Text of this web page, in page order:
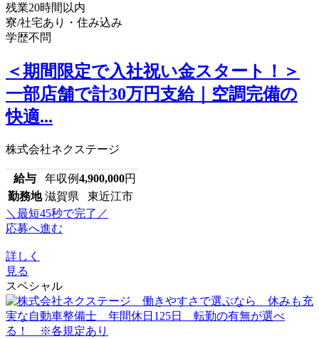
残業20時間以内
寮/社宅あり・住み込み
学歴不問
＜期間限定で入社祝い金スタート！＞
一部店舗で計30万円支給｜空調完備の
快適...
株式会社ネクステージ
給与 年収例4,900,000円
勤務地 滋賀県 東近江市
＼最短45秒で完了／
応募へ進む
詳しく
見る
スペシャル